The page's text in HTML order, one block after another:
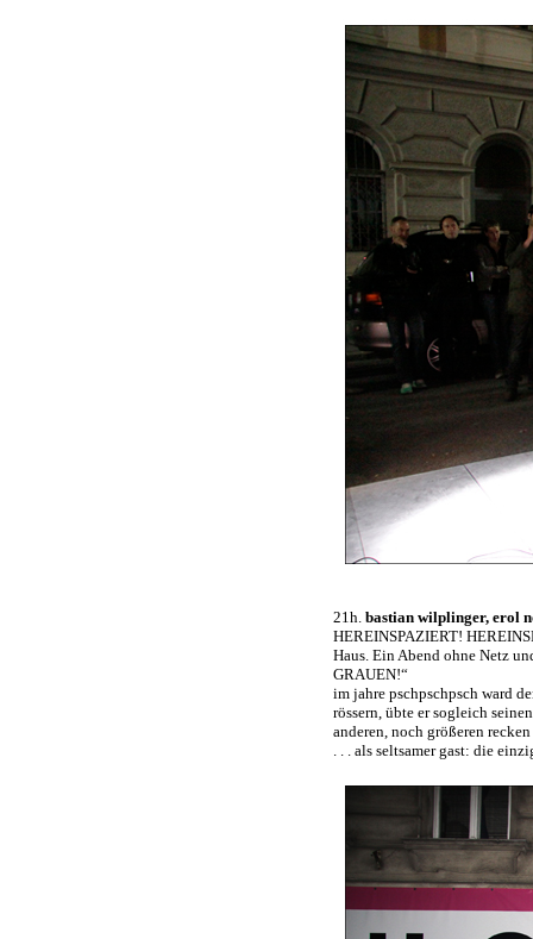
21h. bastian wilplinger, erol
HEREINSPAZIERT!
Haus. Ein Abend ohne Netz
GRAUEN!“
im jahre pschpschpsch ward
rössern, übte er sogleich
anderen, noch größeren
. . . als seltsamer gast: die